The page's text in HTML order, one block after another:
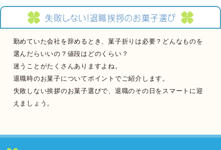
失敗しない！退職挨拶のお菓子選び
勤めていた会社を辞めるとき、菓子折りは必要？どんなものを
選んだらいいの？値段はどのくらい？
迷うことがたくさんありますよね。
退職時のお菓子についてポイントでご紹介します。
失敗しない挨拶のお菓子選びで、退職のその日をスマートに迎
えましょう。